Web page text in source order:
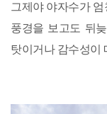
그제야 야자수가
풍경을 보고도 뒤
탓이거나 감수성이